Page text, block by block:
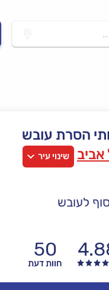
הסרת עובש
שינוי עיר
לעובש
50
חוות דעת